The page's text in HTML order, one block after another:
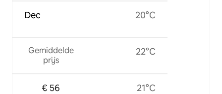
Dec
Gemiddelde
prijs
€ 56
20°C
22°C
21°C